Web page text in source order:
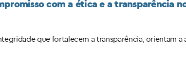
com a ética e a transparência
que fortalecem a transparência, orientam